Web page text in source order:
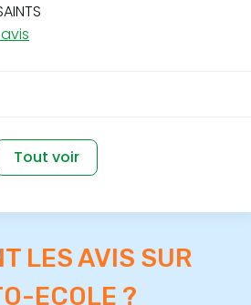
Tout voir
LES AVIS SUR
ECOLE ?